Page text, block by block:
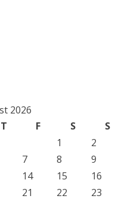
2026
T F S
S
1
2
7 8
9
14 15
16
21 22
23